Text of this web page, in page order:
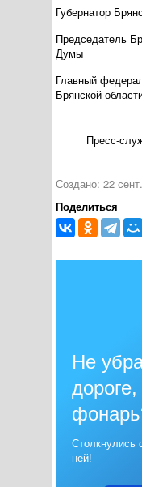
Губернатор
Председатель
Думы
Главный
Брянской
Пресс-
Создано: 22
Поделиться
Не
дороге,
Столкнулись
ней!